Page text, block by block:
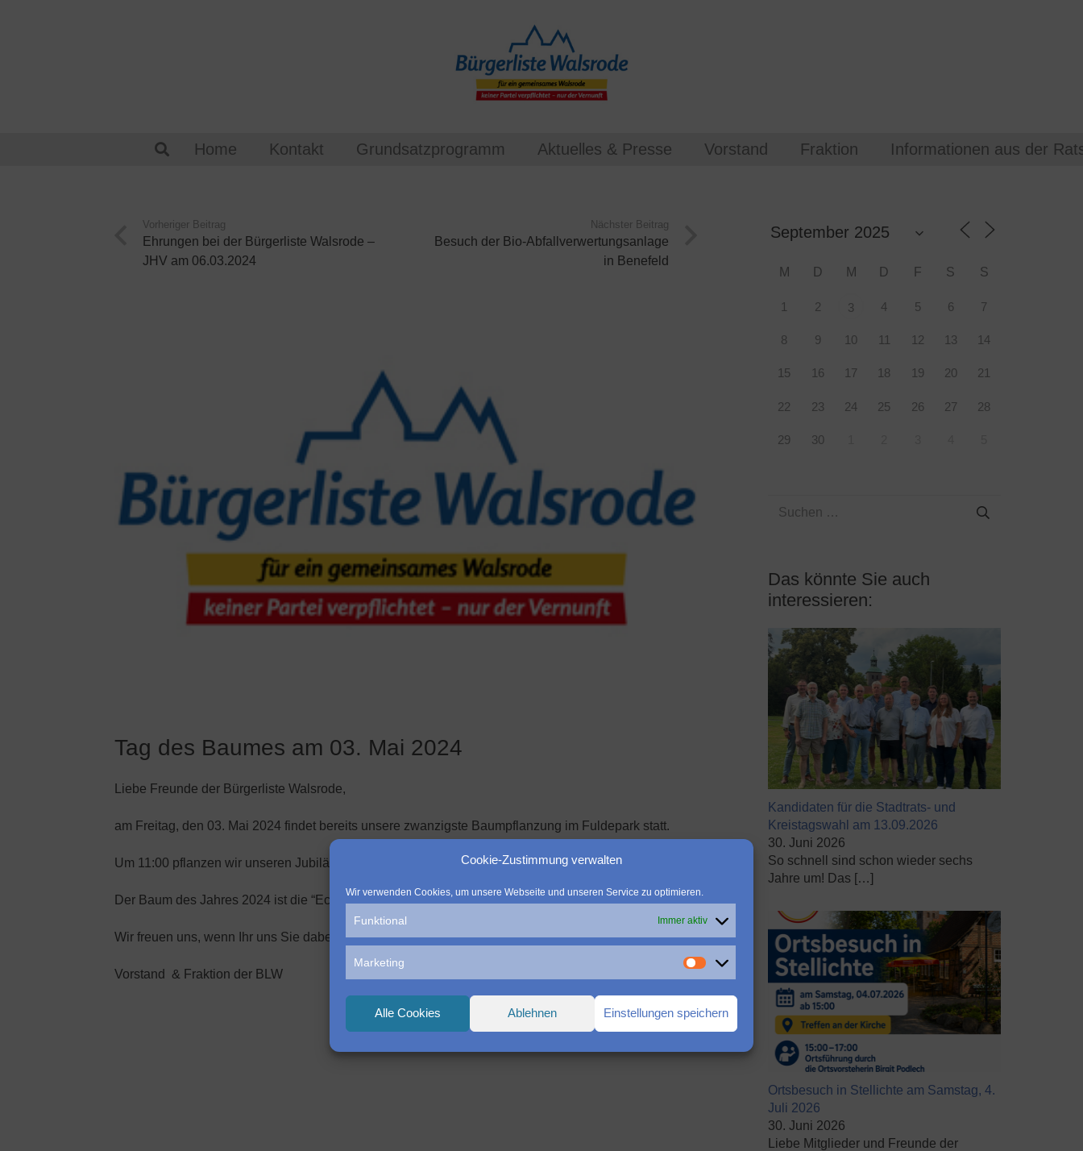
Cookie-Zustimmung verwalten
Wir verwenden Cookies, um unsere Webseite und unseren Service zu optimieren.
Funktional Immer aktiv
Marketing
Alle Cookies Ablehnen Einstellungen speichern
Home Kontakt Grundsatzprogramm Aktuelles & Presse Vorstand Fraktion Informationen aus der
Vorheriger Beitrag
Ehrungen bei der Bürgerliste Walsrode –
JHV am 06.03.2024
Nächster Beitrag
Besuch der Bio-Abfallverwertungsanlage
in Benefeld
Tag des Baumes am 03. Mai 2024
Liebe Freunde der Bürgerliste Walsrode,
am Freitag, den 03. Mai 2024 findet bereits unsere zwanzigste Baumpflanzung im Fuldepark statt.
Um 11:00 pflanzen wir unseren Jubiläumsbaum für den Verein Kinderhilfe Kovel / Wolynien e.V.
Der Baum des Jahres 2024 ist die “Echte Mehlbeere”.
Wir freuen uns, wenn Ihr uns Sie dabei sind!
Vorstand & Fraktion der BLW
M D M D F S S
1 2 3 4 5 6 7
8 9 10 11 12 13 14
15 16 17 18 19 20 21
22 23 24 25 26 27 28
29 30
nach:
Das könnte Sie auch
interessieren:
Kandidaten für die Stadtrats- und
Kreistagswahl am 13.09.2026
30. Juni 2026
So schnell sind schon wieder sechs
Jahre um! Das […]
Ortsbesuch in Stellichte am Samstag, 4.
Juli 2026
30. Juni 2026
Liebe Mitglieder und Freunde der